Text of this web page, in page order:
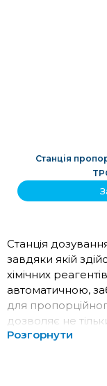
Станція
Станція
завдяки якій
хімічних
автоматичною,
для
дозволяє не
мікроелементи,
Розгорнути